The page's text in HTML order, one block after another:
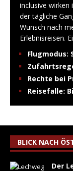
inclusive wirken
der tägliche
Wunsch nach
Erlebnisreisen.
Flugmodus:
Rechte bei
Reisefalle:
BLICK NACH
Der